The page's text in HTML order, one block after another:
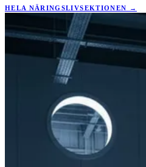
HELA NÄRINGSLIVSEKTIONEN →